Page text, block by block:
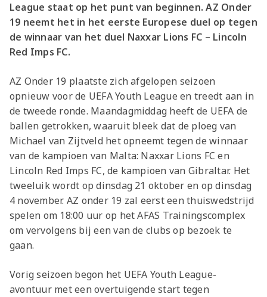
League staat op het punt van beginnen. AZ Onder
19 neemt het in het eerste Europese duel op tegen
de winnaar van het duel Naxxar Lions FC – Lincoln
Red Imps FC.
AZ Onder 19 plaatste zich afgelopen seizoen
opnieuw voor de UEFA Youth League en treedt aan in
de tweede ronde. Maandagmiddag heeft de UEFA de
ballen getrokken, waaruit bleek dat de ploeg van
Michael van Zijtveld het opneemt tegen de winnaar
van de kampioen van Malta: Naxxar Lions FC en
Lincoln Red Imps FC, de kampioen van Gibraltar. Het
tweeluik wordt op dinsdag 21 oktober en op dinsdag
4 november. AZ onder 19 zal eerst een thuiswedstrijd
spelen om 18:00 uur op het AFAS Trainingscomplex
om vervolgens bij een van de clubs op bezoek te
gaan.
Vorig seizoen begon het UEFA Youth League-
avontuur met een overtuigende start tegen